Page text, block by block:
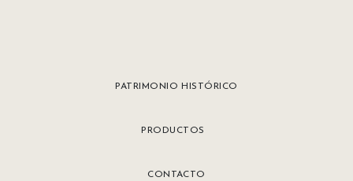
PATRIMONIO HISTÓRICO
PRODUCTOS
CONTACTO